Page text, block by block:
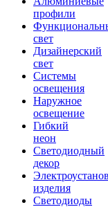
профили
свет
Дизайнерский
свет
Системы
освещения
Наружное
освещение
Гибкий
неон
Светодиодный
декор
изделия
Светодиоды